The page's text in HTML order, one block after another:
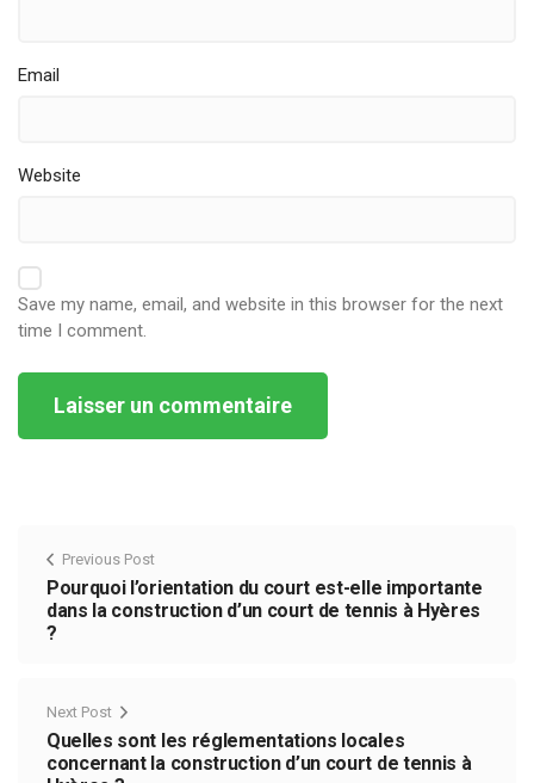
Email
Website
Save my name, email, and website in this browser for the next
time I comment.
Previous Post
Pourquoi l’orientation du court est-elle importante
dans la construction d’un court de tennis à Hyères
?
Next Post
Quelles sont les réglementations locales
concernant la construction d’un court de tennis à